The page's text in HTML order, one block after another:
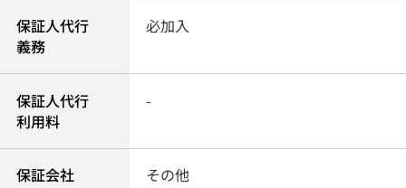
保証人代行
義務
必加入
保証人代行
利用料
-
保証会社 その他